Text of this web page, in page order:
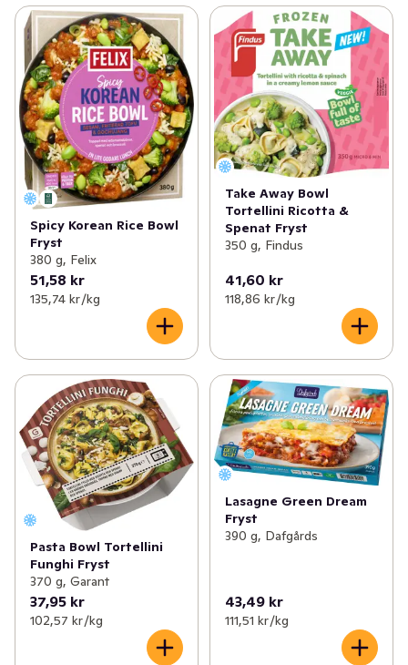
Spicy Korean Rice Bowl
Fryst
380 g, Felix
51,58 kr
135,74 kr /kg
Take Away Bowl
Tortellini Ricotta &
Spenat Fryst
350 g, Findus
41,60 kr
118,86 kr /kg
Pasta Bowl Tortellini
Funghi Fryst
370 g, Garant
37,95 kr
102,57 kr /kg
Lasagne Green Dream
Fryst
390 g, Dafgårds
43,49 kr
111,51 kr /kg